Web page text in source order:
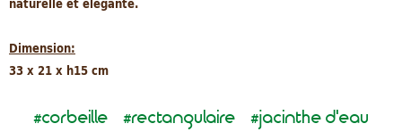
Dimension:
33 x 21 x h15 cm
#corbeille #rectangulaire #jacinthe d'eau